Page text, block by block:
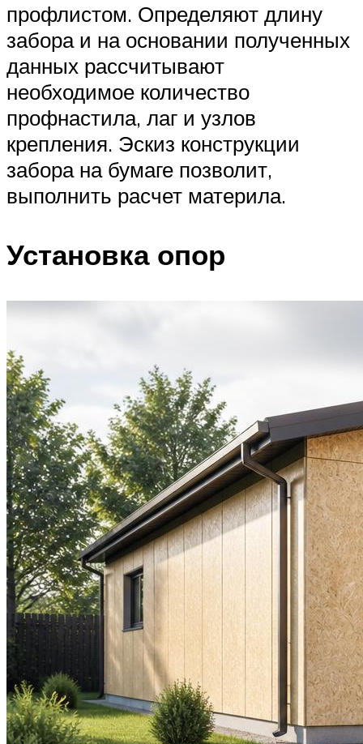
профлистом. Определяют длину
забора и на основании полученных
данных рассчитывают
необходимое количество
профнастила, лаг и узлов
крепления. Эскиз конструкции
забора на бумаге позволит,
выполнить расчет материла.
Установка опор